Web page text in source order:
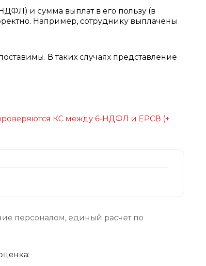
и сумма выплат в его пользу (в
Например, сотруднику выплачены
В таких случаях представление
КС между 6-НДФЛ и ЕРСВ (+
персоналом, единый расчет по